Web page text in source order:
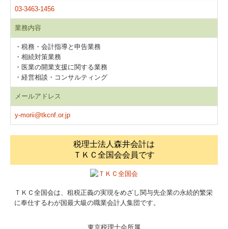
03-3463-1456
業務内容
・税務・会計指導と申告業務
・相続対策業務
・医業の開業支援に関する業務
・経営相談・コンサルティング
メールアドレス
y-morii@tkcnf.or.jp
税理士法人森井会計は
ＴＫＣ全国会会員です
ＴＫＣ全国会は、租税正義の実現をめざし関与先企業の永続的繁栄
に奉仕するわが国最大級の職業会計人集団です。
東京税理士会所属